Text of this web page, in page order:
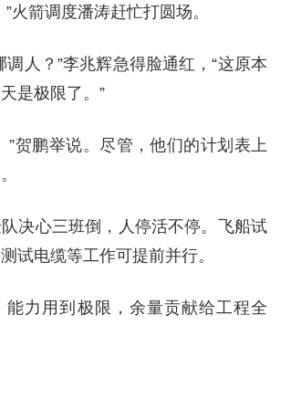
火箭调度潘涛赶忙打圆场。
调人？”李兆辉急得脸通红，“这原本
是极限了。”
”贺鹏举说。尽管，他们的计划表上
决心三班倒，人停活不停。飞船试
试电缆等工作可提前并行。
能力用到极限，余量贡献给工程全